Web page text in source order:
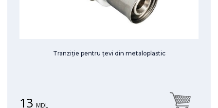
Tranziție pentru țevi din metaloplastic
13 MDL